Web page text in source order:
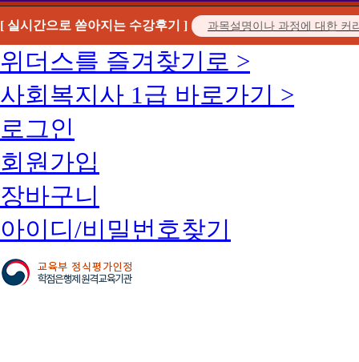
[ 실시간으로 쏟아지는 수강후기 ]
위더스를 즐겨찾기로 >
사회복지사 1급 바로가기 >
로그인
회원가입
장바구니
아이디/비밀번호찾기